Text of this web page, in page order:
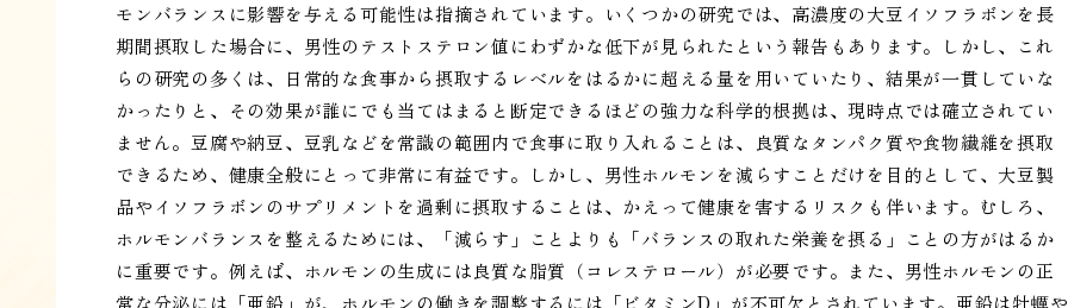
モンバランスに影響を与える可能性は指摘されています。いくつかの研究では、高濃度の大豆イソフラボンを長
期間摂取した場合に、男性のテストステロン値にわずかな低下が見られたという報告もあります。しかし、これ
らの研究の多くは、日常的な食事から摂取するレベルをはるかに超える量を用いていたり、結果が一貫していな
かったりと、その効果が誰にでも当てはまると断定できるほどの強力な科学的根拠は、現時点では確立されてい
ません。豆腐や納豆、豆乳などを常識の範囲内で食事に取り入れることは、良質なタンパク質や食物繊維を摂取
できるため、健康全般にとって非常に有益です。しかし、男性ホルモンを減らすことだけを目的として、大豆製
品やイソフラボンのサプリメントを過剰に摂取することは、かえって健康を害するリスクも伴います。むしろ、
ホルモンバランスを整えるためには、「減らす」ことよりも「バランスの取れた栄養を摂る」ことの方がはるか
に重要です。例えば、ホルモンの生成には良質な脂質（コレステロール）が必要です。また、男性ホルモンの正
常な分泌には「亜鉛」が、ホルモンの働きを調整するには「ビタミンD」が不可欠とされています。亜鉛は牡蠣や